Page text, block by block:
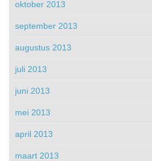
oktober 2013
september 2013
augustus 2013
juli 2013
juni 2013
mei 2013
april 2013
maart 2013